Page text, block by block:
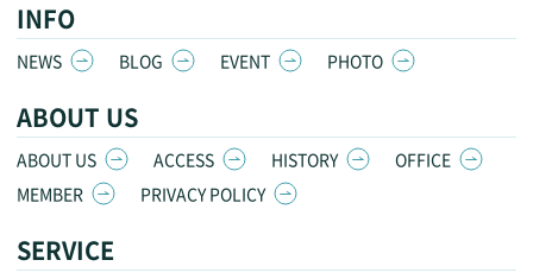
INFO
NEWS BLOG EVENT PHOTO
ABOUT US
ABOUT US ACCESS HISTORY
OFFICE
MEMBER
PRIVACY POLICY
SERVICE